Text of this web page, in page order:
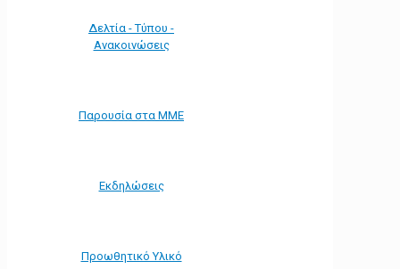
Δελτία - Τύπου -
Ανακοινώσεις
Παρουσία στα ΜΜΕ
Εκδηλώσεις
Προωθητικό Υλικό